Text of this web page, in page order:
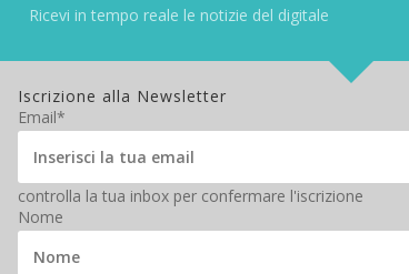
in iOS 15.2
Ricevi in tempo reale le notizie del digitale
Iscrizione alla Newsletter
Email*
controlla la tua inbox per confermare l'iscrizione
Nome